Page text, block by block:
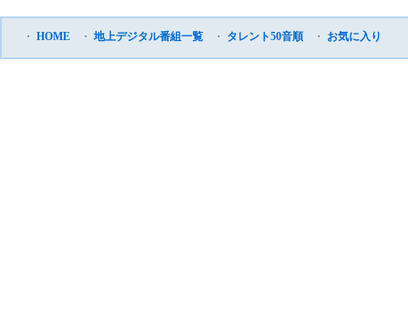
・ HOME ・ 地上デジタル番組一覧 ・ タレント50音順 ・ お気に入り